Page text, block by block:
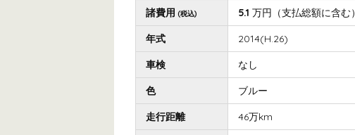
諸費用 (税込) 5.1 万円 （支払総額に含む）
年式 2014(H.26)
車検 なし
色 ブルー
走行距離 46万km